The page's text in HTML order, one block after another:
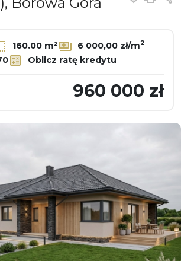
160.00 m² 6 000,00 zł/m2
Oblicz ratę kredytu
960 000 zł